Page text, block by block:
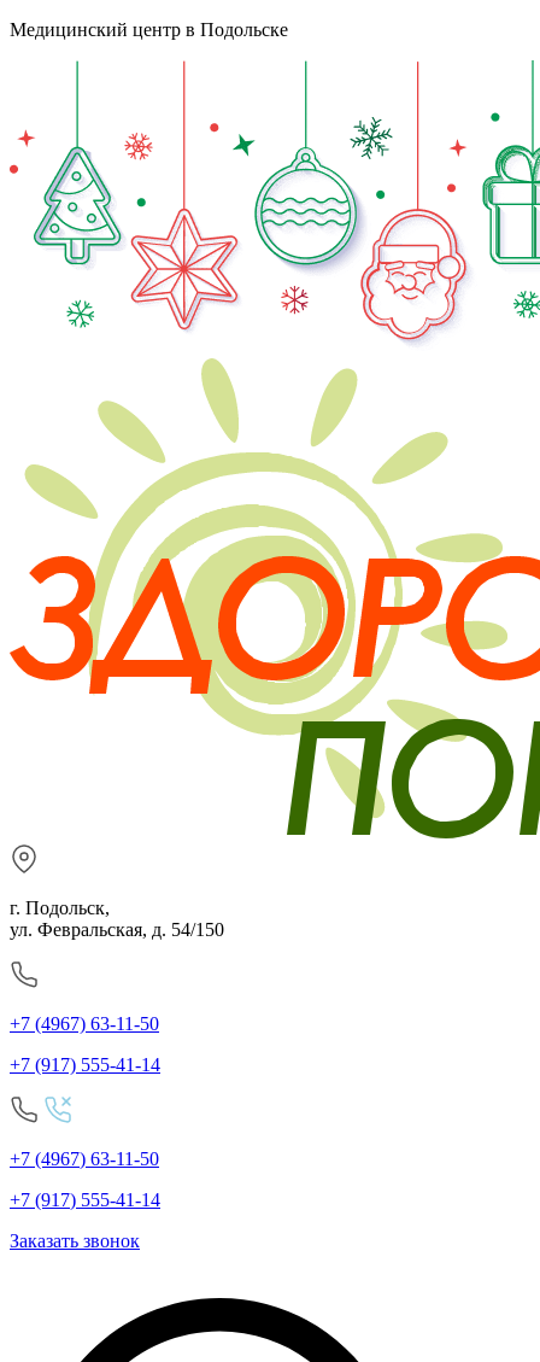
Медицинский центр в Подольске
г. Подольск,
ул. Февральская, д. 54/150
+7 (4967) 63-11-50
+7 (917) 555-41-14
+7 (4967) 63-11-50
+7 (917) 555-41-14
Заказать звонок